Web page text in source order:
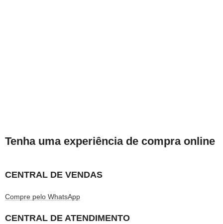
Tenha uma experiência de compra online
CENTRAL DE VENDAS
Compre pelo WhatsApp
CENTRAL DE ATENDIMENTO